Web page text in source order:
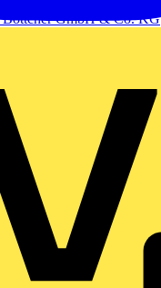
Böttcher GmbH & Co. KG